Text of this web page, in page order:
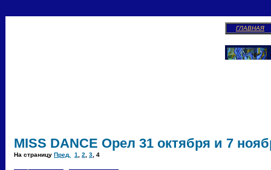
ГЛАВНАЯ
MISS DANCE Орел 31 октября и 7
На страницу Пред. 1 2 3 4